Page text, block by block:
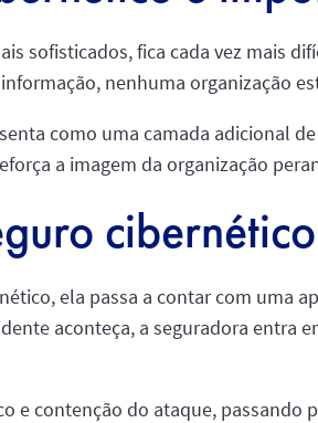
sofisticados, fica cada vez mais
nenhuma organização
como uma camada adicional
a imagem da organização
ela passa a contar com uma
aconteça, a seguradora entra
e contenção do ataque, passando